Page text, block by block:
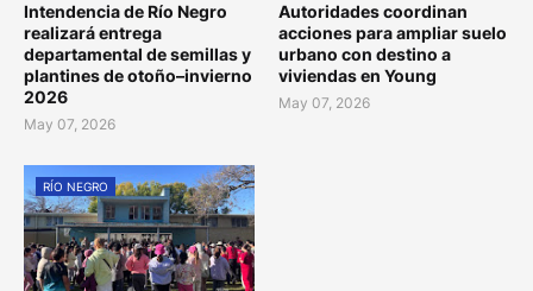
Intendencia de Río Negro
realizará entrega
departamental de semillas y
plantines de otoño–invierno
2026
May 07, 2026
Autoridades coordinan
acciones para ampliar suelo
urbano con destino a
viviendas en Young
May 07, 2026
RÍO NEGRO